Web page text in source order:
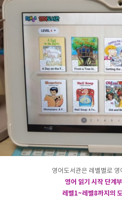
영어도서관은 레벨별로
영어 읽기 시작 단계
레벨1~레벨8까지의